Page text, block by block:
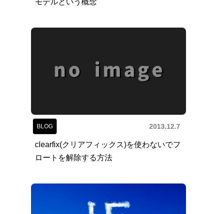
モデルという概念
BLOG 2013.12.7
clearfix(クリアフィックス)を使わないでフ
ロートを解除する方法